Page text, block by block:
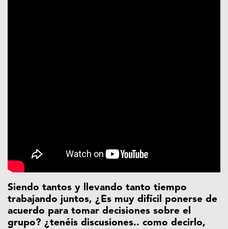
Siendo tantos y llevando tanto tiempo
trabajando juntos, ¿Es muy difícil ponerse de
acuerdo para tomar decisiones sobre el
grupo? ¿tenéis discusiones.. como decirlo,